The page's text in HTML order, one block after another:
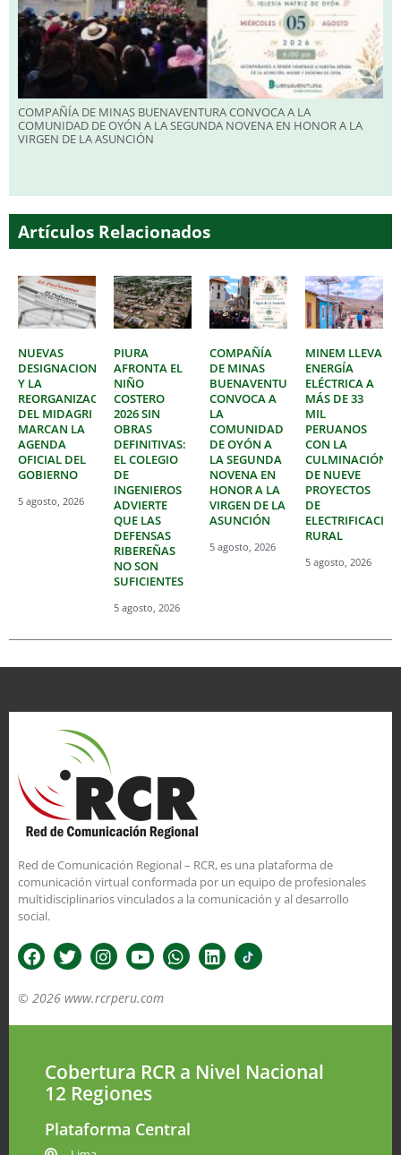
COMPAÑÍA DE MINAS BUENAVENTURA CONVOCA A LA
COMUNIDAD DE OYÓN A LA SEGUNDA NOVENA EN HONOR A LA
VIRGEN DE LA ASUNCIÓN
Artículos Relacionados
NUEVAS
DESIGNACIONES
Y LA
REORGANIZACIÓN
DEL MIDAGRI
MARCAN LA
AGENDA
OFICIAL DEL
GOBIERNO
5 agosto, 2026
PIURA
AFRONTA EL
NIÑO
COSTERO
2026 SIN
OBRAS
DEFINITIVAS:
EL COLEGIO
DE
INGENIEROS
ADVIERTE
QUE LAS
DEFENSAS
RIBEREÑAS
NO SON
SUFICIENTES
5 agosto, 2026
COMPAÑÍA
DE MINAS
BUENAVENTURA
CONVOCA A
LA
COMUNIDAD
DE OYÓN A
LA SEGUNDA
NOVENA EN
HONOR A LA
VIRGEN DE LA
ASUNCIÓN
5 agosto, 2026
MINEM LLEVA
ENERGÍA
ELÉCTRICA A
MÁS DE 33
MIL
PERUANOS
CON LA
CULMINACIÓN
DE NUEVE
PROYECTOS
DE
ELECTRIFICACIÓN
RURAL
5 agosto, 2026
Red de Comunicación Regional – RCR, es una plataforma de
comunicación virtual conformada por un equipo de profesionales
multidisciplinarios vinculados a la comunicación y al desarrollo
social.
© 2026 www.rcrperu.com
Cobertura RCR a Nivel Nacional
12 Regiones
Plataforma Central